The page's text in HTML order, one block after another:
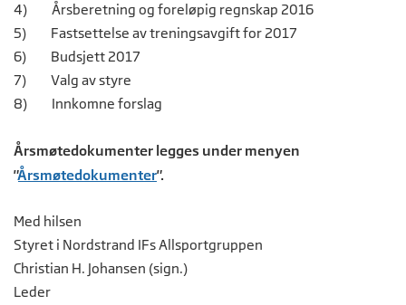
4) Årsberetning og foreløpig regnskap 2016
5) Fastsettelse av treningsavgift for 2017
6) Budsjett 2017
7) Valg av styre
8) Innkomne forslag
Årsmøtedokumenter legges under menyen
"Årsmøtedokumenter".
Med hilsen
Styret i Nordstrand IFs Allsportgruppen
Christian H. Johansen (sign.)
Leder